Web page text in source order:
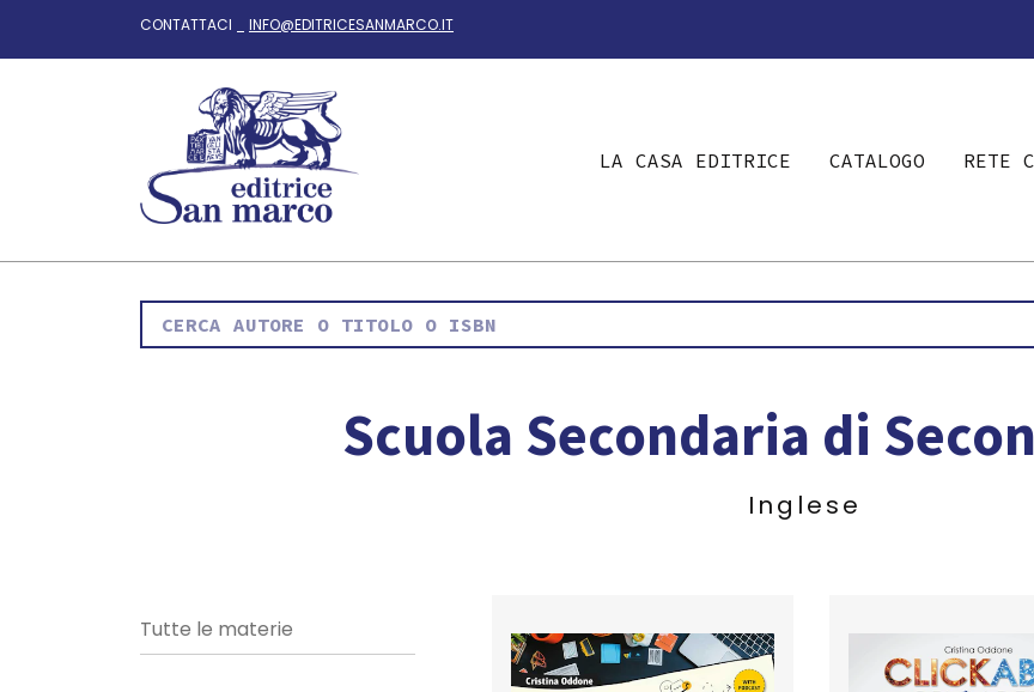
CONTATTACI _ INFO@EDITRICESANMARCO.IT
LA CASA EDITRICE CATALOGO RETE
Scuola Secondaria di
Inglese
Tutte le materie